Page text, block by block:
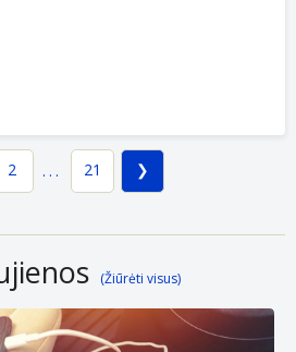
2 ... 21
(Žiūrėti visus)